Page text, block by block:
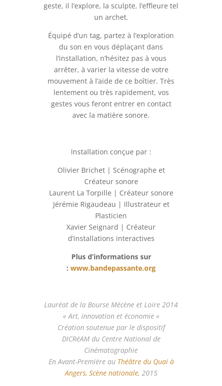
geste, il l’explore, la sculpte, l’effleure tel
un archet.
Équipé d’un tag, partez à l’exploration
du son en vous déplaçant dans
l’installation, n’hésitez pas à vous
arrêter, à varier la vitesse de votre
mouvement à l’aide de ce boîtier. Très
lentement ou très rapidement, vos
gestes vous feront entrer en contact
avec la matière sonore.
Installation conçue par :
Olivier Brichet | Scénographe et
Créateur sonore
Laurent La Torpille | Créateur sonore
Jérémie Rigaudeau | Illustrateur et
Plasticien
Xavier Seignard | Créateur
d’installations interactives
Plus d’informations sur
: www.bandepassante.org
Lauréat de la Bourse Mécène et Loire 2014
« Art, innovation et économie »
Création soutenue par le dispositif
DICRéAM du Centre National de
Cinématographie
En Avant-Première au Théâtre du Quai à
Angers, Scène nationale, 2015